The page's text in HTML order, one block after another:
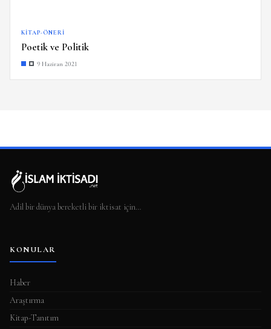
KITAP-ÖNERI
Poetik ve Politik
9 Haziran 2021
Adil bir dünya bereketli bir iktisat için…
KONULAR
Haber
Araştırma
Kitap-Tanıtım